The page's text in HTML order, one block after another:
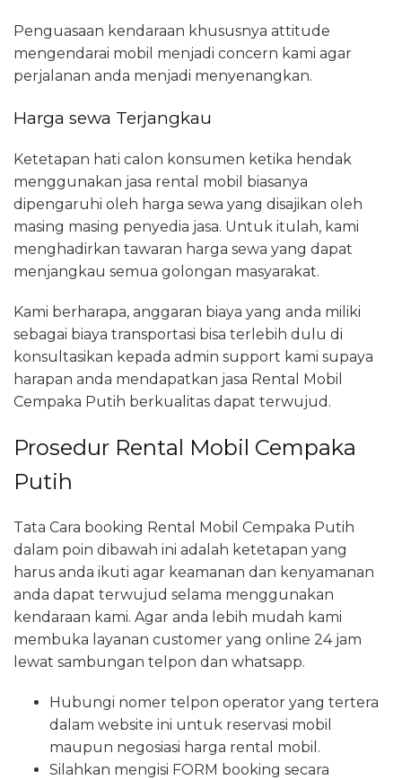
Penguasaan kendaraan khususnya attitude
mengendarai mobil menjadi concern kami agar
perjalanan anda menjadi menyenangkan.
Harga sewa Terjangkau
Ketetapan hati calon konsumen ketika hendak
menggunakan jasa rental mobil biasanya
dipengaruhi oleh harga sewa yang disajikan oleh
masing masing penyedia jasa. Untuk itulah, kami
menghadirkan tawaran harga sewa yang dapat
menjangkau semua golongan masyarakat.
Kami berharapa, anggaran biaya yang anda miliki
sebagai biaya transportasi bisa terlebih dulu di
konsultasikan kepada admin support kami supaya
harapan anda mendapatkan jasa Rental Mobil
Cempaka Putih berkualitas dapat terwujud.
Prosedur Rental Mobil Cempaka
Putih
Tata Cara booking Rental Mobil Cempaka Putih
dalam poin dibawah ini adalah ketetapan yang
harus anda ikuti agar keamanan dan kenyamanan
anda dapat terwujud selama menggunakan
kendaraan kami. Agar anda lebih mudah kami
membuka layanan customer yang online 24 jam
lewat sambungan telpon dan whatsapp.
Hubungi nomer telpon operator yang tertera
dalam website ini untuk reservasi mobil
maupun negosiasi harga rental mobil.
Silahkan mengisi FORM booking secara